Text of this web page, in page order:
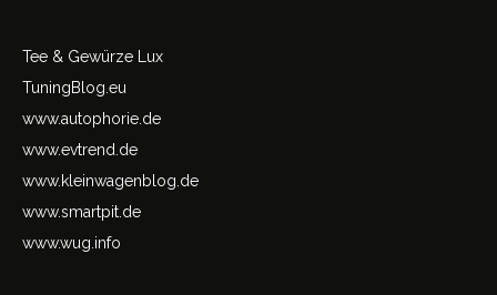
Tee & Gewürze Lux
TuningBlog.eu
www.autophorie.de
www.evtrend.de
www.kleinwagenblog.de
www.smartpit.de
www.wug.info